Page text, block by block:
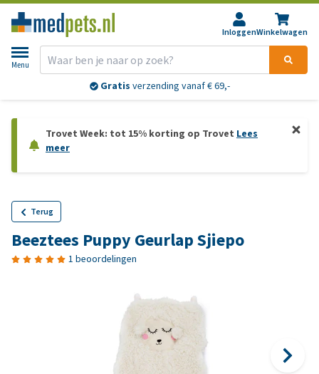
InloggenWinkelwagen
Menu
Gratis verzending vanaf € 69,-
Trovet Week: tot 15% korting op Trovet Lees
meer
Terug
Beeztees Puppy Geurlap Sjiepo
1 beoordelingen